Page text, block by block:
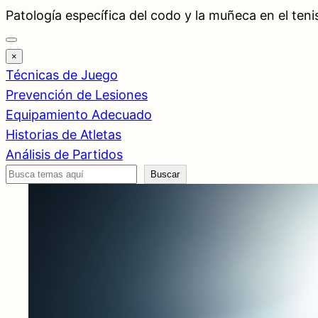
Saltar
al
contenido
Patología específica del codo y la muñeca en el
×
Técnicas de Juego
Prevención de Lesiones
Equipamiento Adecuado
Historias de Atletas
Análisis de Partidos
Buscar
Buscar